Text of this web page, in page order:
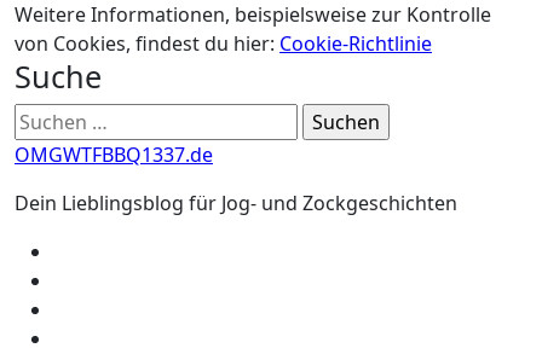
Weitere Informationen, beispielsweise zur Kontrolle
von Cookies, findest du hier: Cookie-Richtlinie
Suche
Suchen
nach:
OMGWTFBBQ1337.de
Dein Lieblingsblog für Jog- und Zockgeschichten